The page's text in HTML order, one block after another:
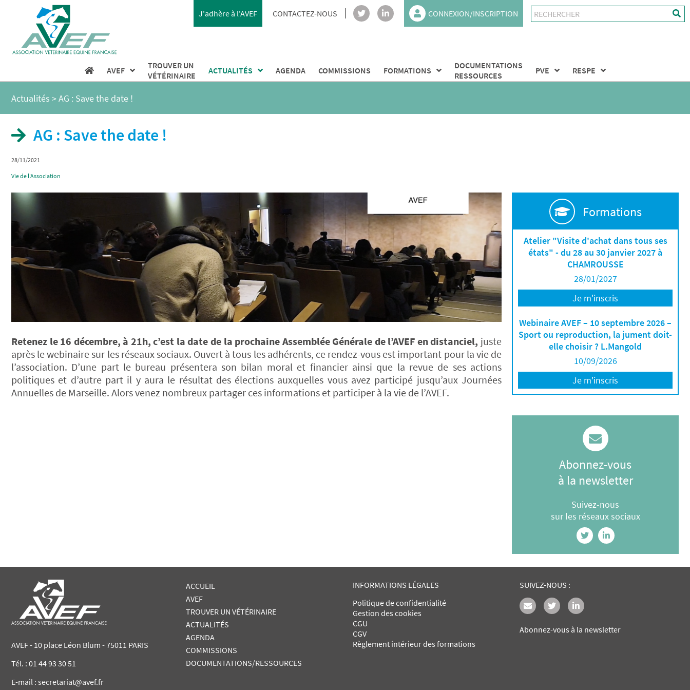
J'adhère à l'AVEF CONTACTEZ-NOUS CONNEXION/INSCRIPTION
AVEF
TROUVER UN
VÉTÉRINAIRE
ACTUALITÉS AGENDA COMMISSIONS FORMATIONS
DOCUMENTATIONS
RESSOURCES
PVE RESPE
Actualités >AG : Save the date !
AG : Save the date !
28/11/2021
Vie de l'Association
Retenez le 16 décembre, à 21h, c’est la date de la prochaine Assemblée Générale de l’AVEF en distanciel, juste
après le webinaire sur les réseaux sociaux. Ouvert à tous les adhérents, ce rendez-vous est important pour la vie de
l’association. D’une part le bureau présentera son bilan moral et financier ainsi que la revue de ses actions
politiques et d’autre part il y aura le résultat des élections auxquelles vous avez participé jusqu’aux Journées
Annuelles de Marseille. Alors venez nombreux partager ces informations et participer à la vie de l’AVEF.
Formations
Atelier "Visite d'achat dans tous ses
états" - du 28 au 30 janvier 2027 à
CHAMROUSSE
28/01/2027
Je m'inscris
Webinaire AVEF – 10 septembre 2026 –
Sport ou reproduction, la jument doit-
elle choisir ? L.Mangold
10/09/2026
Je m'inscris
Abonnez-vous
à la newsletter
Suivez-nous
sur les réseaux sociaux
AVEF - 10 place Léon Blum - 75011 PARIS
Tél. : 01 44 93 30 51
E-mail : secretariat@avef.fr
ACCUEIL
AVEF
TROUVER UN VÉTÉRINAIRE
ACTUALITÉS
AGENDA
COMMISSIONS
DOCUMENTATIONS/RESSOURCES
INFORMATIONS LÉGALES
Politique de confidentialité
Gestion des cookies
CGU
CGV
Règlement intérieur des formations
SUIVEZ-NOUS :
Abonnez-vous à la newsletter